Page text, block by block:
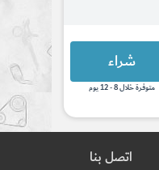
شراء
متوفرة خلال 8 - 12 يوم
اتصل بنا